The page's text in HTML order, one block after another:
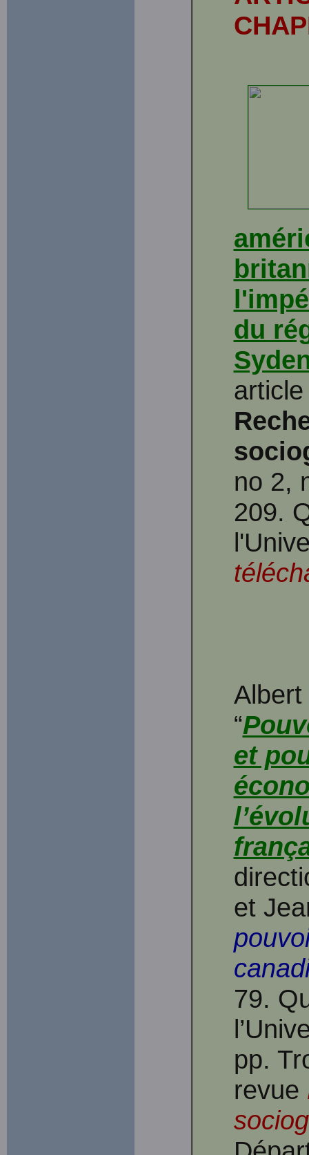
du
no 2,
209.
Albert
“
et
et
79.
pp.
revue